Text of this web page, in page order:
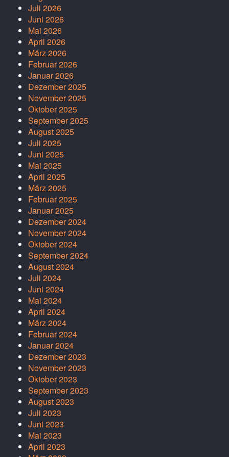
Juli 2026
Juni 2026
Mai 2026
April 2026
März 2026
Februar 2026
Januar 2026
Dezember 2025
November 2025
Oktober 2025
September 2025
August 2025
Juli 2025
Juni 2025
Mai 2025
April 2025
März 2025
Februar 2025
Januar 2025
Dezember 2024
November 2024
Oktober 2024
September 2024
August 2024
Juli 2024
Juni 2024
Mai 2024
April 2024
März 2024
Februar 2024
Januar 2024
Dezember 2023
November 2023
Oktober 2023
September 2023
August 2023
Juli 2023
Juni 2023
Mai 2023
April 2023